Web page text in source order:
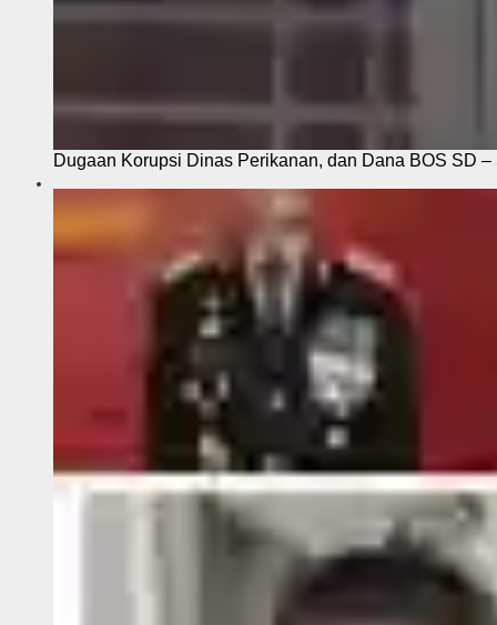
Dugaan Korupsi Dinas Perikanan, dan Dana BOS SD